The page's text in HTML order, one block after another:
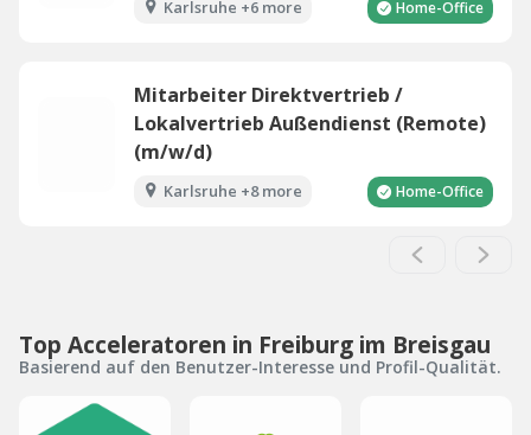
Karlsruhe +6 more Home-Office
Mitarbeiter Direktvertrieb /
Lokalvertrieb Außendienst (Remote)
(m/w/d)
Karlsruhe +8 more Home-Office
Top Acceleratoren in Freiburg im Breisgau
Basierend auf den Benutzer-Interesse und Profil-Qualität.